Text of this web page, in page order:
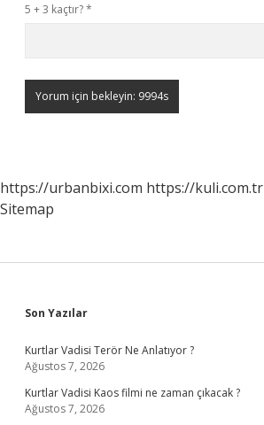
5 + 3 kaçtır?*
https://urbanbixi.com https://kuli.com.tr
Sitemap
Sidebar
Son Yazılar
Kurtlar Vadisi Terör Ne Anlatıyor ?
Ağustos 7, 2026
Kurtlar Vadisi Kaos filmi ne zaman çıkacak ?
Ağustos 7, 2026